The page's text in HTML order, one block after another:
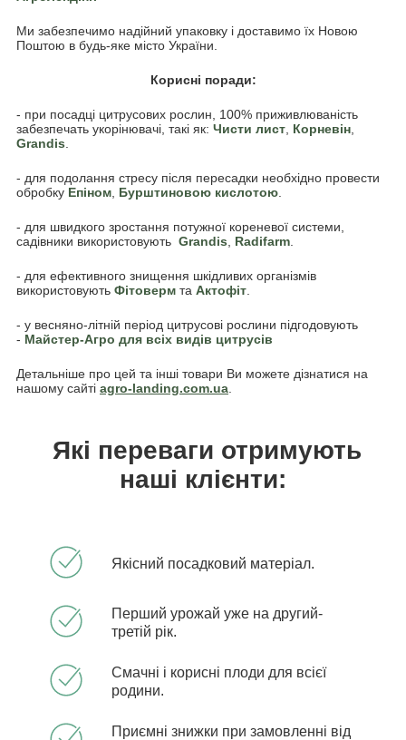
Ми забезпечимо надійний упаковку і доставимо їх Новою
Поштою в будь-яке місто України.
Корисні поради:
- при посадці цитрусових рослин, 100% приживлюваність
забезпечать укорінювачі, такі як: Чисти лист Корневін
Grandis
- для подолання стресу після пересадки необхідно провести
обробку Епіном Бурштиновою кислотою
- для швидкого зростання потужної кореневої системи,
садівники використовують Grandis Radifarm
- для ефективного знищення шкідливих організмів
використовують Фітоверм та Актофіт
- у весняно-літній період цитрусові рослини підгодовують
- Майстер-Агро для всіх видів цитрусів
Детальніше про цей та інші товари Ви можете дізнатися на
нашому сайті agro-landing.com.ua
Які переваги отримують
наші клієнти:
Якісний посадковий матеріал.
Перший урожай уже на другий-
третій рік.
Смачні і корисні плоди для всієї
родини.
Приємні знижки при замовленні від